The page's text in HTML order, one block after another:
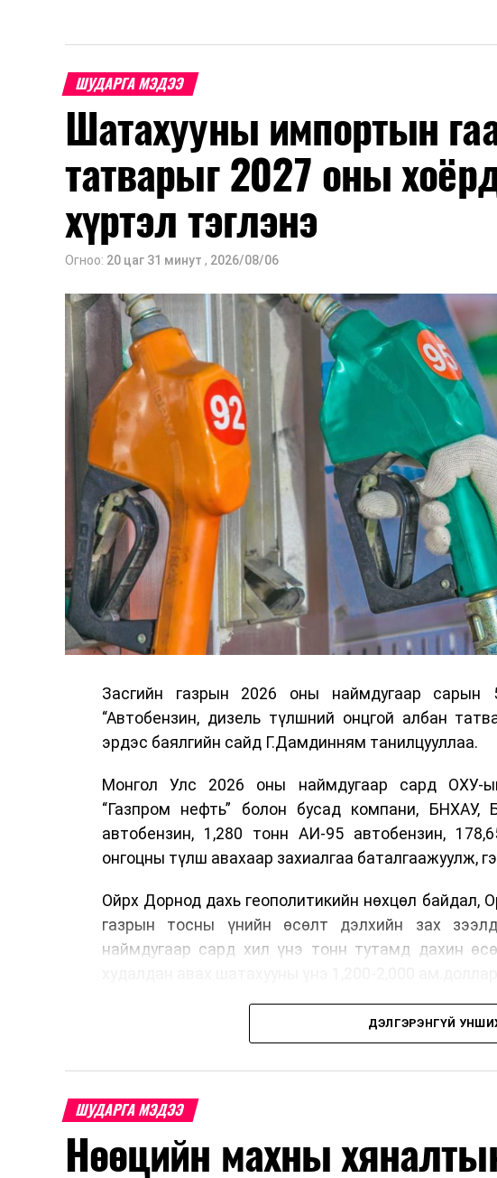
ШУДАРГА МЭДЭЭ
Шатахууны импортын
татварыг 2027 оны
хүртэл тэглэнэ
Огноо: 20 цаг 31 минут , 2026/08/06
Засгийн газрын 2026 оны наймдугаар сарын
“Автобензин, дизель түлшний онцгой албан
эрдэс баялгийн сайд Г.Дамдинням танилцууллаа.
Монгол Улс 2026 оны наймдугаар сард ОХУ-ын
“Газпром нефть” болон бусад компани,
автобензин, 1,280 тонн АИ-95 автобензин,
онгоцны түлш авахаар захиалгаа баталгаажуулж,
Ойрх Дорнод дахь геополитикийн нөхцөл байдал,
газрын тосны үнийн өсөлт дэлхийн зах
наймдугаар сард хил үнэ тонн тутамд дахин
Иймд дотоодын зах зээл дэх үнийн өсөлтийг
албан татварыг тэглэх шаардлага үүссэнийг
Улс уг хоригт хамрагдахгүй гэдгийг онцоллоо.
Тэрбээр шатахууны нөөц, түгээлтийн
ДЭЛГЭРЭНГҮЙ
ШУДАРГА МЭДЭЭ
Нөөцийн махны